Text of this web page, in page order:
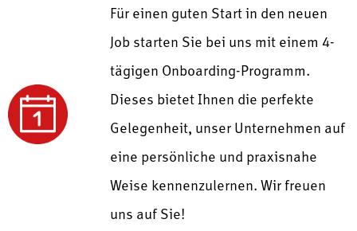
Für einen guten Start in den neuen
Job starten Sie bei uns mit einem 4-
tägigen Onboarding-Programm.
Dieses bietet Ihnen die perfekte
Gelegenheit, unser Unternehmen auf
eine persönliche und praxisnahe
Weise kennenzulernen.Wir freuen
uns auf Sie!